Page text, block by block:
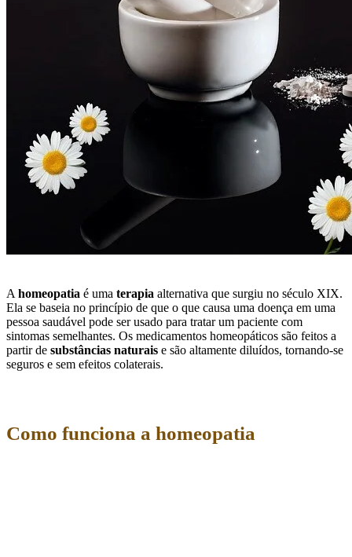
A homeopatia é uma terapia alternativa que surgiu no século XIX.
Ela se baseia no princípio de que o que causa uma doença em uma
pessoa saudável pode ser usado para tratar um paciente com
sintomas semelhantes. Os medicamentos homeopáticos são feitos a
partir de substâncias naturais e são altamente diluídos, tornando-se
seguros e sem efeitos colaterais.
Como funciona a homeopatia